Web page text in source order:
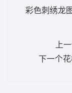
彩色刺绣龙
上
下一个花